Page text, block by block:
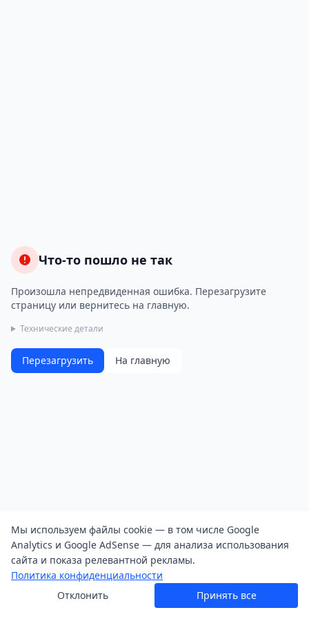
Что-то пошло не так
Произошла непредвиденная ошибка. Перезагрузите
страницу или вернитесь на главную.
Технические детали
Перезагрузить На главную
Мы используем файлы cookie — в том числе Google
Analytics и Google AdSense — для анализа использования
сайта и показа релевантной рекламы.
Политика конфиденциальности
Отклонить
Принять все